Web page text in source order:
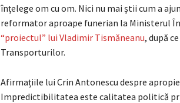
înțelege om cu om. Nici nu mai știi cum a
reformator aproape funerian la Ministerul
“proiectul” lui Vladimir Tismăneanu, după
Transporturilor.
Afirmațiile lui Crin Antonescu despre
Impredictibilitatea este calitatea politică